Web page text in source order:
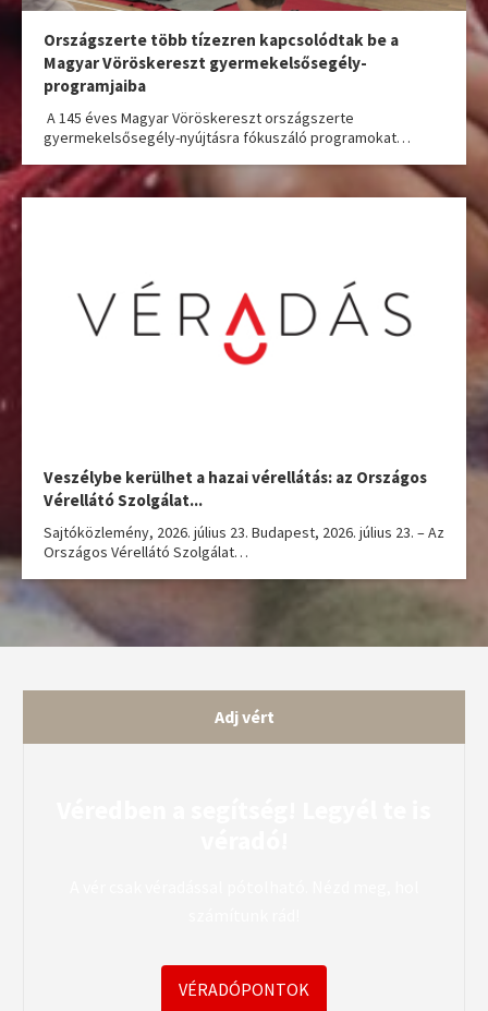
Országszerte több tízezren kapcsolódtak be a
Magyar Vöröskereszt gyermekelsősegély-
programjaiba
A 145 éves Magyar Vöröskereszt országszerte
gyermekelsősegély-nyújtásra fókuszáló programokat…
Veszélybe kerülhet a hazai vérellátás: az Országos
Vérellátó Szolgálat...
Sajtóközlemény, 2026. július 23. Budapest, 2026. július 23. – Az
Országos Vérellátó Szolgálat…
Adj vért
VÉRADÓPONTOK